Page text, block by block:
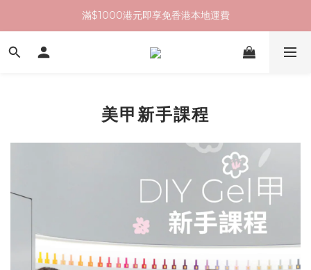
滿$1000港元即享免香港本地運費
美甲新手課程